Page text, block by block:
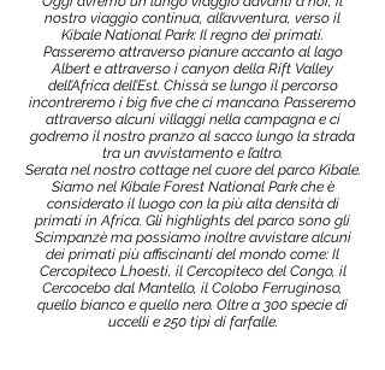
nostro viaggio continua, all’avventura, verso il
Kibale National Park: Il regno dei primati.
Passeremo attraverso pianure accanto al lago
Albert e attraverso i canyon della Rift Valley
dell’Africa dell’Est. Chissà se lungo il percorso
incontreremo i big five che ci mancano. Passeremo
attraverso alcuni villaggi nella campagna e ci
godremo il nostro pranzo al sacco lungo la strada
tra un avvistamento e l’altro.
Serata nel nostro cottage nel cuore del parco Kibale.
Siamo nel Kibale Forest National Park che è
considerato il luogo con la più alta densità di
primati in Africa. Gli highlights del parco sono gli
Scimpanzè ma possiamo inoltre avvistare alcuni
dei primati più affiscinanti del mondo come: Il
Cercopiteco Lhoesti, il Cercopiteco del Congo, il
Cercocebo dal Mantello, il Colobo Ferruginoso,
quello bianco e quello nero. Oltre a 300 specie di
uccelli e 250 tipi di farfalle.